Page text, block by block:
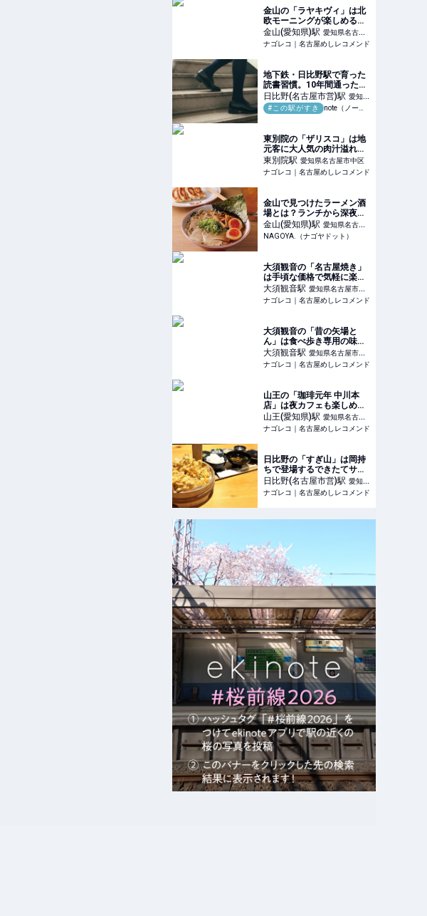
金山の「ラヤキヴィ」は北
欧モーニングが楽しめる隠
れ家的カフェ
金山(愛知県)駅 愛知県名古屋
市熱田区
ナゴレコ｜名古屋めしレコメンド
地下鉄・日比野駅で育った
読書習慣。10年間通った駅
がくれたもの― 駅前の古い
本屋と、バス30分の帰り道
が育てた価値観｜＃この駅
ォー
日比野(名古屋市営)駅 愛知県
名古屋市熱田区
#この駅がすき note（ノート）
東別院の「ザリスコ」は地
元客に大人気の肉汁溢れる
ハンバーガーショップ
東別院駅 愛知県名古屋市中区
ナゴレコ｜名古屋めしレコメンド
金山で見つけたラーメン酒
場とは？ランチから深夜の
〆まで使い勝手◎な大人女
子の新定番 | NAGOYA.（ナ
ゴヤドット）
金山(愛知県)駅 愛知県名古屋
市熱田区
NAGOYA.（ナゴヤドット）
大須観音の「名古屋焼き」
は手頃な価格で気軽に楽し
めるお好み焼き専門店
大須観音駅 愛知県名古屋市中
区
ナゴレコ｜名古屋めしレコメンド
大須観音の「昔の矢場と
ん」は食べ歩き専用の味噌
串カツが必見のとんかつ店
大須観音駅 愛知県名古屋市中
区
ナゴレコ｜名古屋めしレコメンド
山王の「珈琲元年 中川本
店」は夜カフェも楽しめる
過ごしやすい老舗珈琲店
山王(愛知県)駅 愛知県名古屋
市中川区
ナゴレコ｜名古屋めしレコメンド
日比野の「すぎ山」は岡持
ちで登場するできたてサク
サクの天ぷらが魅力の天ぷ
ら屋さん
日比野(名古屋市営)駅 愛知県
名古屋市熱田区
ナゴレコ｜名古屋めしレコメンド